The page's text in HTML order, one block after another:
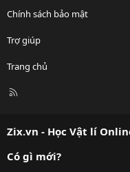
Chính sách bảo mật
Trợ giúp
Trang chủ
R
Zix.vn - Học Vật lí
Có gì mới?